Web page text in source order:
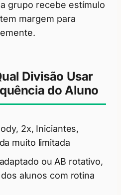
grupo recebe estímulo
margem para
Divisão Usar
do Aluno
2x, Iniciantes,
muito limitada
ou AB rotativo,
alunos com rotina